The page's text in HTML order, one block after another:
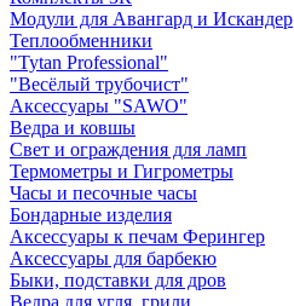
Модули для Авангард и Искандер
Теплообменники
"Tytan Professional"
"Весёлый трубочист"
Аксессуары "SAWO"
Ведра и ковшы
Свет и ограждения для ламп
Термометры и Гигрометры
Часы и песочные часы
Бондарные изделия
Аксессуары к печам Ферингер
Аксессуары для барбекю
Быки, подставки для дров
Ведра для угля, грили